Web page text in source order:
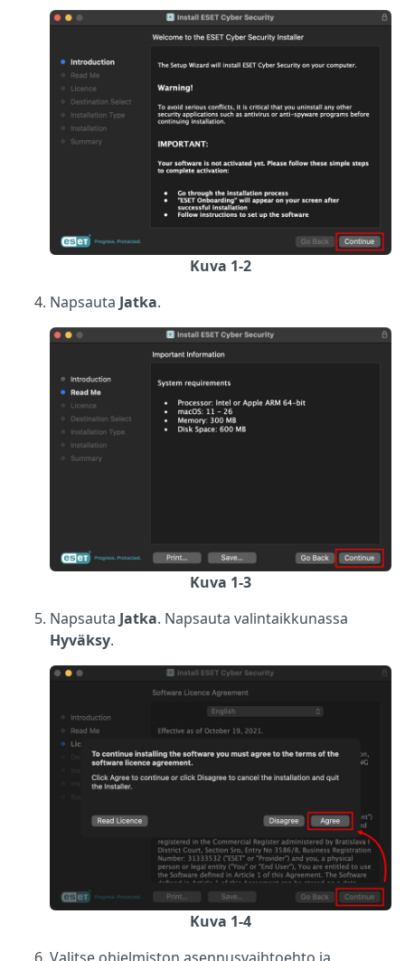
Kuva 1-2
Napsauta Jatka.
Kuva 1-3
Napsauta Jatka. Napsauta valintaikkunassa
Hyväksy.
Kuva 1-4